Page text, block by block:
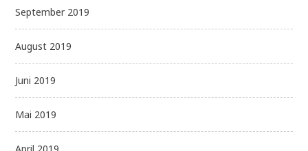
September 2019
August 2019
Juni 2019
Mai 2019